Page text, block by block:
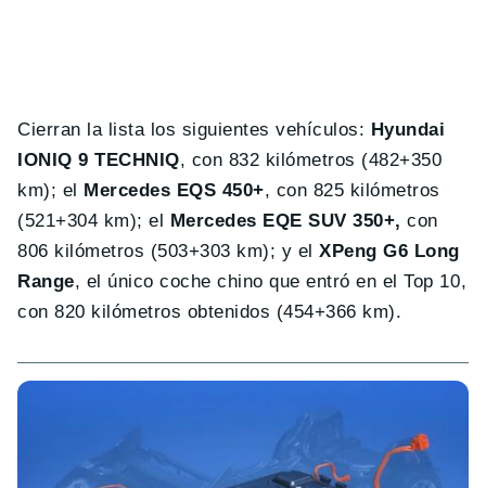
Cierran la lista los siguientes vehículos: Hyundai
IONIQ 9 TECHNIQ, con 832 kilómetros (482+350
km); el
Mercedes EQS 450+, con 825 kilómetros
(521+304 km); el
Mercedes EQE SUV 350+, con
806 kilómetros (503+303 km); y elXPeng G6 Long
Range, el único coche chino que entró en el Top 10,
con 820 kilómetros obtenidos (454+366 km).